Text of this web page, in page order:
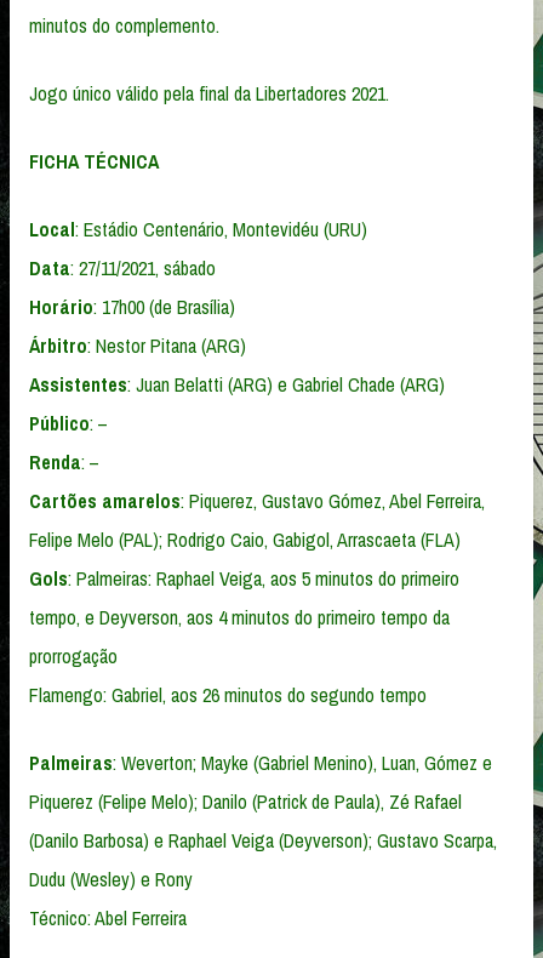
minutos do complemento.
Jogo único válido pela final da Libertadores 2021.
FICHA TÉCNICA
Local: Estádio Centenário, Montevidéu (URU)
Data: 27/11/2021, sábado
Horário: 17h00 (de Brasília)
Árbitro: Nestor Pitana (ARG)
Assistentes: Juan Belatti (ARG) e Gabriel Chade (ARG)
Público: –
Renda: –
Cartões amarelos: Piquerez, Gustavo Gómez, Abel Ferreira,
Felipe Melo (PAL); Rodrigo Caio, Gabigol, Arrascaeta (FLA)
Gols: Palmeiras: Raphael Veiga, aos 5 minutos do primeiro
tempo, e Deyverson, aos 4 minutos do primeiro tempo da
prorrogação
Flamengo: Gabriel, aos 26 minutos do segundo tempo
Palmeiras: Weverton; Mayke (Gabriel Menino), Luan, Gómez e
Piquerez (Felipe Melo); Danilo (Patrick de Paula), Zé Rafael
(Danilo Barbosa) e Raphael Veiga (Deyverson); Gustavo Scarpa,
Dudu (Wesley) e Rony
Técnico: Abel Ferreira